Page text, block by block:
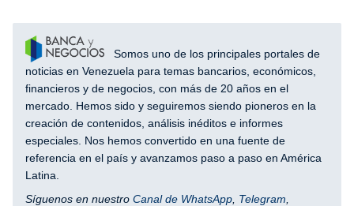
Somos uno de los principales portales de
noticias en Venezuela para temas bancarios, económicos,
financieros y de negocios, con más de 20 años en el
mercado. Hemos sido y seguiremos siendo pioneros en la
creación de contenidos, análisis inéditos e informes
especiales. Nos hemos convertido en una fuente de
referencia en el país y avanzamos paso a paso en América
Latina.
Síguenos en nuestro Canal de WhatsApp Telegram